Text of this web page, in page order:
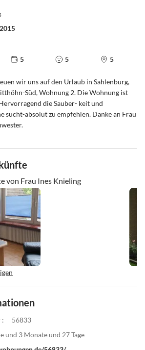
5 5 5
wir uns auf den Urlaub in Sahlenburg,
Süd, Wohnung 2. Die Wohnung ist
die Sauber- keit und
sucht-absolut zu empfehlen. Danke an Frau
von Frau Ines Knieling
:
56833
und 3 Monate und 27 Tage